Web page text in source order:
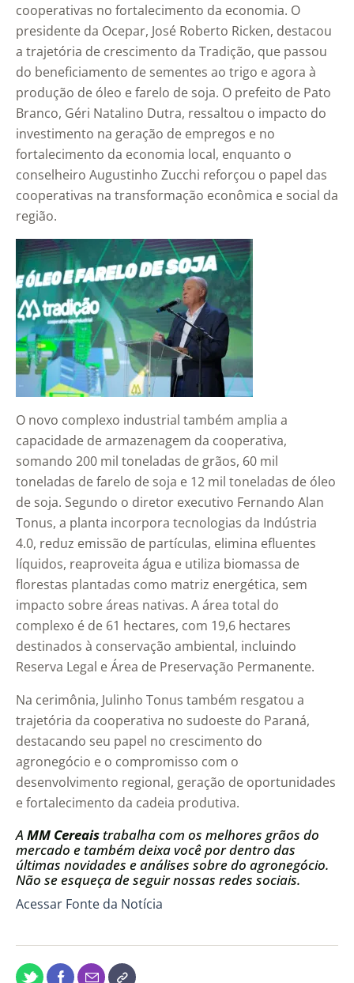
cooperativas no fortalecimento da economia. O
presidente da Ocepar, José Roberto Ricken, destacou
a trajetória de crescimento da Tradição, que passou
do beneficiamento de sementes ao trigo e agora à
produção de óleo e farelo de soja. O prefeito de Pato
Branco, Géri Natalino Dutra, ressaltou o impacto do
investimento na geração de empregos e no
fortalecimento da economia local, enquanto o
conselheiro Augustinho Zucchi reforçou o papel das
cooperativas na transformação econômica e social da
região.
O novo complexo industrial também amplia a
capacidade de armazenagem da cooperativa,
somando 200 mil toneladas de grãos, 60 mil
toneladas de farelo de soja e 12 mil toneladas de óleo
de soja. Segundo o diretor executivo Fernando Alan
Tonus, a planta incorpora tecnologias da Indústria
4.0, reduz emissão de partículas, elimina efluentes
líquidos, reaproveita água e utiliza biomassa de
florestas plantadas como matriz energética, sem
impacto sobre áreas nativas. A área total do
complexo é de 61 hectares, com 19,6 hectares
destinados à conservação ambiental, incluindo
Reserva Legal e Área de Preservação Permanente.
Na cerimônia, Julinho Tonus também resgatou a
trajetória da cooperativa no sudoeste do Paraná,
destacando seu papel no crescimento do
agronegócio e o compromisso com o
desenvolvimento regional, geração de oportunidades
e fortalecimento da cadeia produtiva.
A MM Cereais trabalha com os melhores grãos do
mercado e também deixa você por dentro das
últimas novidades e análises sobre do agronegócio.
Não se esqueça de seguir nossas redes sociais.
Acessar Fonte da Notícia